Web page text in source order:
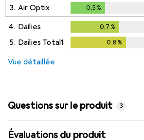
3. Air Optix 0,5 %
4. Dailies 0,7 %
5. Dailies Total1 0,8 %
Vue détaillée
Questions sur le produit 3
Évaluations du produit